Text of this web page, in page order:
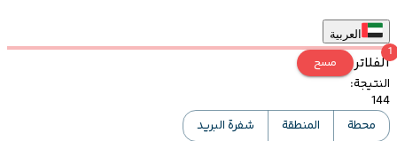
العربية
الفلاتر
1
مسح
النتيجة:
144
محطة
المنطقة شفرة البريد